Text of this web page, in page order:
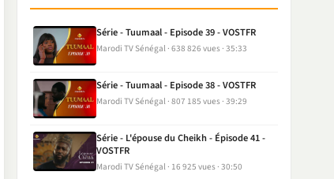
Série - Tuumaal - Episode 39 - VOSTFR
Marodi TV Sénégal 638 826 vues 35:33
Série - Tuumaal - Episode 38 - VOSTFR
Marodi TV Sénégal 807 185 vues 39:29
Série - L'épouse du Cheikh - Épisode 41 -
VOSTFR
Marodi TV Sénégal 16 925 vues 30:50